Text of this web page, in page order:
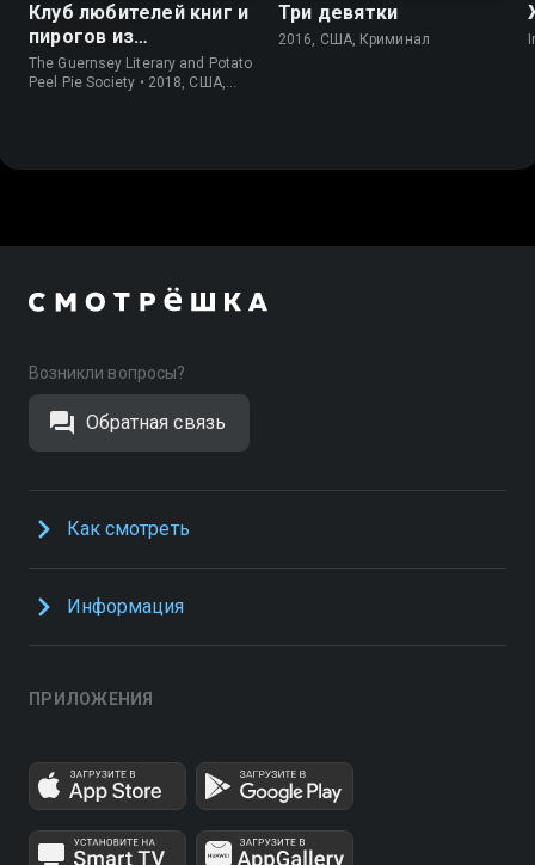
Клуб любителей книг и
пирогов из
картофельных
очистков
The Guernsey Literary and Potato
Peel Pie Society • 2018, США,
Три девятки
2016, США, Криминал
Возникли вопросы?
Обратная связь
Как смотреть
Информация
ПРИЛОЖЕНИЯ